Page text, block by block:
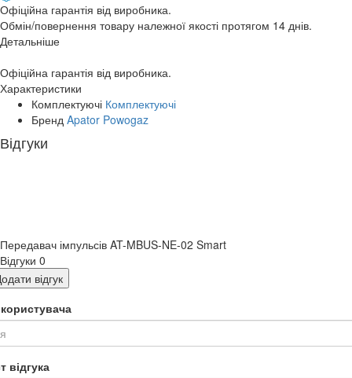
Офіційна гарантія від виробника.
Обмін/повернення товару належної якості протягом 14 днів.
Детальніше
Офіційна гарантія від виробника.
Характеристики
Комплектуючі Комплектуючі
Бренд Apator Powogaz
Відгуки
Передавач імпульсів AT-MBUS-NE-02 Smart
Відгуки 0
відгук
відгука